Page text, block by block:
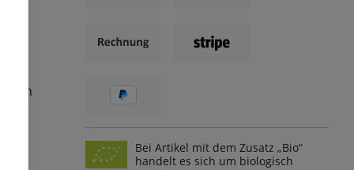
Bei Artikel mit dem Zusatz „Bio“
handelt es sich um biologisch